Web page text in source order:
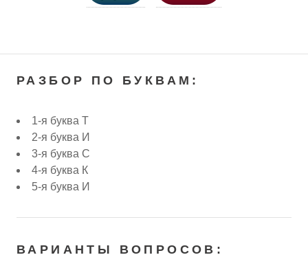
РАЗБОР ПО БУКВАМ:
1-я буква Т
2-я буква И
3-я буква С
4-я буква К
5-я буква И
ВАРИАНТЫ ВОПРОСОВ: